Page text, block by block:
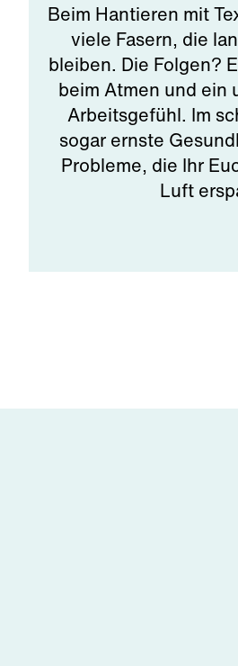
Beim Hantieren mit
viele Fasern, die
bleiben. Die Folgen?
beim Atmen und ein
Arbeitsgefühl. Im
sogar ernste
Probleme, die Ihr
Luft